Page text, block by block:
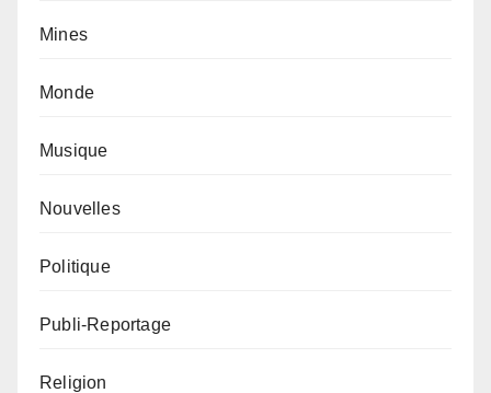
Mines
Monde
Musique
Nouvelles
Politique
Publi-Reportage
Religion